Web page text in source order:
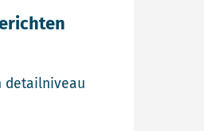
detailniveau
reikwijdte en detailniveau